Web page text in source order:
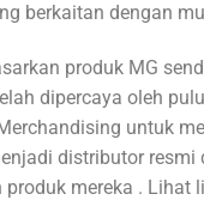
berkaitan dengan
produk MG
dipercaya oleh
untuk
distributor resmi
produk mereka . Lihat